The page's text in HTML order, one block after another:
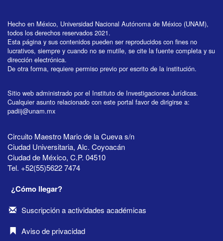
Hecho en México, Universidad Nacional Autónoma de México (UNAM),
todos los derechos reservados 2021.
Esta página y sus contenidos pueden ser reproducidos con fines no
lucrativos, siempre y cuando no se mutile, se cite la fuente completa y su
dirección electrónica.
De otra forma, requiere permiso previo por escrito de la institución.
Sitio web administrado por el Instituto de Investigaciones Jurídicas.
Cualquier asunto relacionado con este portal favor de dirigirse a:
padiij@unam.mx
Circuito Maestro Mario de la Cueva s/n
Ciudad Universitaria, Alc. Coyoacán
Ciudad de México, C.P. 04510
Tel. +52(55)5622 7474
¿Cómo llegar?
Suscripción a actividades académicas
Aviso de privacidad